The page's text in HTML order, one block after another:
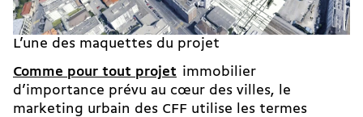
L’une des maquettes du projet
Comme pour tout projet immobilier
d’importance prévu au cœur des villes, le
marketing urbain des CFF utilise les termes